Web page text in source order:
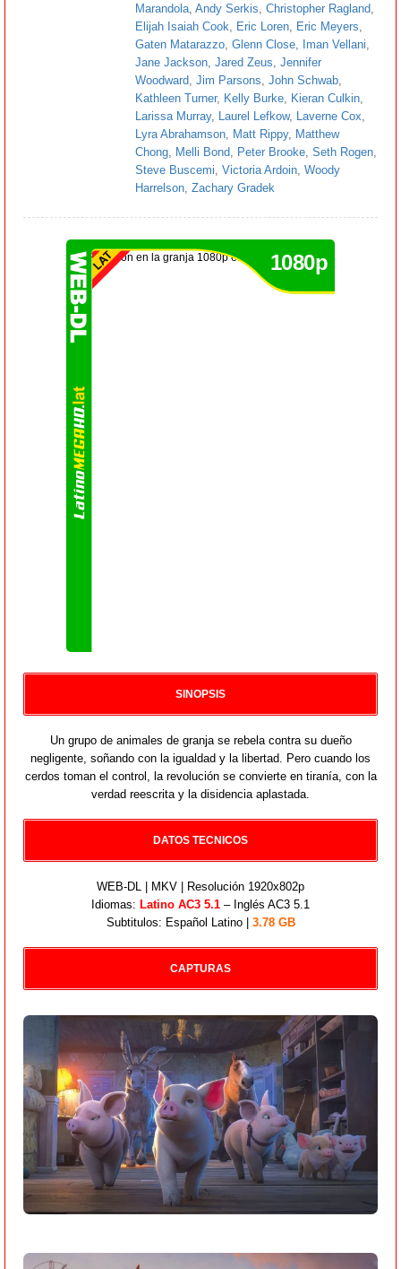
Marandola Andy Serkis Christopher Ragland
Elijah Isaiah Cook
Eric Loren Eric Meyers
Gaten Matarazzo Glenn Close Iman Vellani
Jane Jackson Jared Zeus Jennifer
Woodward Jim Parsons John Schwab
Kathleen Turner, Kelly Burke Kieran Culkin
Larissa Murray, Laurel Lefkow, Laverne Cox
Lyra Abrahamson
Matt Rippy, Matthew
Chong
Melli Bond Peter Brooke Seth Rogen
Steve Buscemi Victoria Ardoin Woody
Harrelson Zachary Gradek
1080p
SINOPSIS
Un grupo de animales de granja se rebela contra su dueño
negligente, soñando con la igualdad y la libertad. Pero cuando los
cerdos toman el control, la revolución se convierte en tiranía, con la
verdad reescrita y la disidencia aplastada.
DATOS TECNICOS
WEB-DL | MKV | Resolución 1920x802p
Idiomas: Latino AC3 5.1 – Inglés AC3 5.1
Subtitulos: Español Latino | 3.78 GB
CAPTURAS